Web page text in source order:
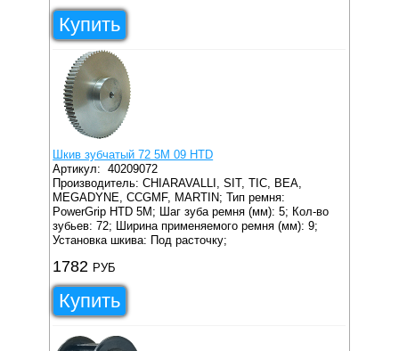
Купить
Шкив зубчатый 72 5M 09 HTD
Артикул:40209072
Производитель: CHIARAVALLI, SIT, TIC, BEA,
MEGADYNE, CCGMF, MARTIN; Тип ремня:
PowerGrip HTD 5M; Шаг зуба ремня (мм): 5; Кол-во
зубьев: 72; Ширина применяемого ремня (мм): 9;
Установка шкива: Под расточку;
1782 РУБ
Купить